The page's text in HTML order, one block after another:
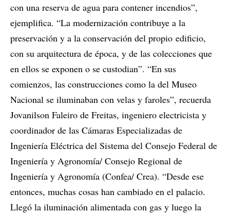
con una reserva de agua para contener incendios”,
ejemplifica. “La modernización contribuye a la
preservación y a la conservación del propio edificio,
con su arquitectura de época, y de las colecciones que
en ellos se exponen o se custodian”. “En sus
comienzos, las construcciones como la del Museo
Nacional se iluminaban con velas y faroles”, recuerda
Jovanilson Faleiro de Freitas, ingeniero electricista y
coordinador de las Cámaras Especializadas de
Ingeniería Eléctrica del Sistema del Consejo Federal de
Ingeniería y Agronomía/ Consejo Regional de
Ingeniería y Agronomía (Confea/ Crea). “Desde ese
entonces, muchas cosas han cambiado en el palacio.
Llegó la iluminación alimentada con gas y luego la